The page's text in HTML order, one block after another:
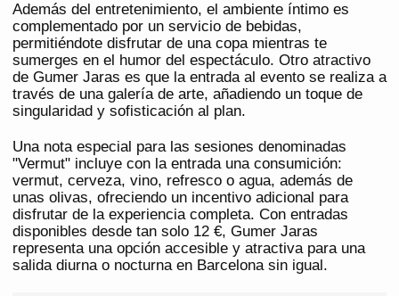
Además del entretenimiento, el ambiente íntimo es
complementado por un servicio de bebidas,
permitiéndote disfrutar de una copa mientras te
sumerges en el humor del espectáculo. Otro atractivo
de Gumer Jaras es que la entrada al evento se realiza a
través de una galería de arte, añadiendo un toque de
singularidad y sofisticación al plan.
Una nota especial para las sesiones denominadas
"Vermut" incluye con la entrada una consumición:
vermut, cerveza, vino, refresco o agua, además de
unas olivas, ofreciendo un incentivo adicional para
disfrutar de la experiencia completa. Con entradas
disponibles desde tan solo 12 €, Gumer Jaras
representa una opción accesible y atractiva para una
salida diurna o nocturna en Barcelona sin igual.